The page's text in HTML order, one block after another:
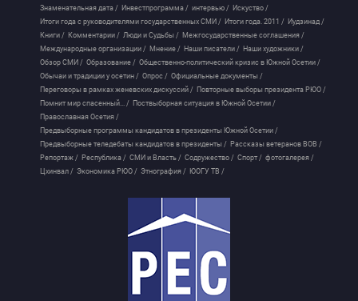
Знаменательная дата / Инвестпрограмма / интервью / Искуство /
Итоги года с руководителями государственных СМИ / Итоги года. 2011 / Иудзинад /
Книги / Комментарии / Люди и Судьбы / Межгосударственные соглашения /
Международные организации / Мнение / Наши писатели / Наши художники /
Обзор СМИ / Образование / Общественно-политический кризис в Южной Осетии /
Обычаи и традиции у осетин / Опрос / Официальные документы /
Переговоры в рамках женевских дискуссий / Повторные выборы президента РЮО /
Помнит мир спасенный... / Поствыборная ситуация в Южной Осетии /
Православная Осетия /
Предвыборные программы кандидатов в президенты Южной Осетии /
Предвыборные теледебаты кандидатов в президенты / Рассказы ветеранов ВОВ /
Репортаж / Республика / СМИ и Власть / Содружество / Спорт / фотогалерея /
Цхинвал / Экономика РЮО / Этнография / ЮОГУ ТВ /